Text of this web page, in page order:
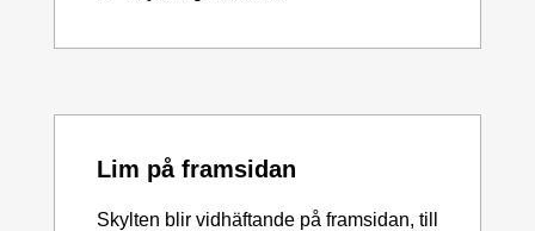
Lim på framsidan
Skylten blir vidhäftande på framsidan, till